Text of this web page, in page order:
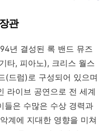
관
년 결성된 록 밴드 뮤즈
기타, 피아노), 크리스 월스
(드럼)로 구성되어 있으며
라이브 공연으로 전 세계
들은 수많은 수상 경력과
계에 지대한 영향을 미쳐